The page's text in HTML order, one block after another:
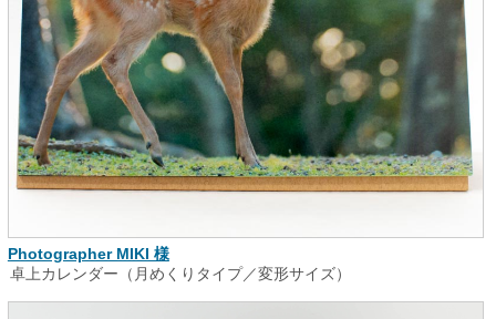
Photographer MIKI 様
卓上カレンダー（月めくりタイプ／変形サイズ）